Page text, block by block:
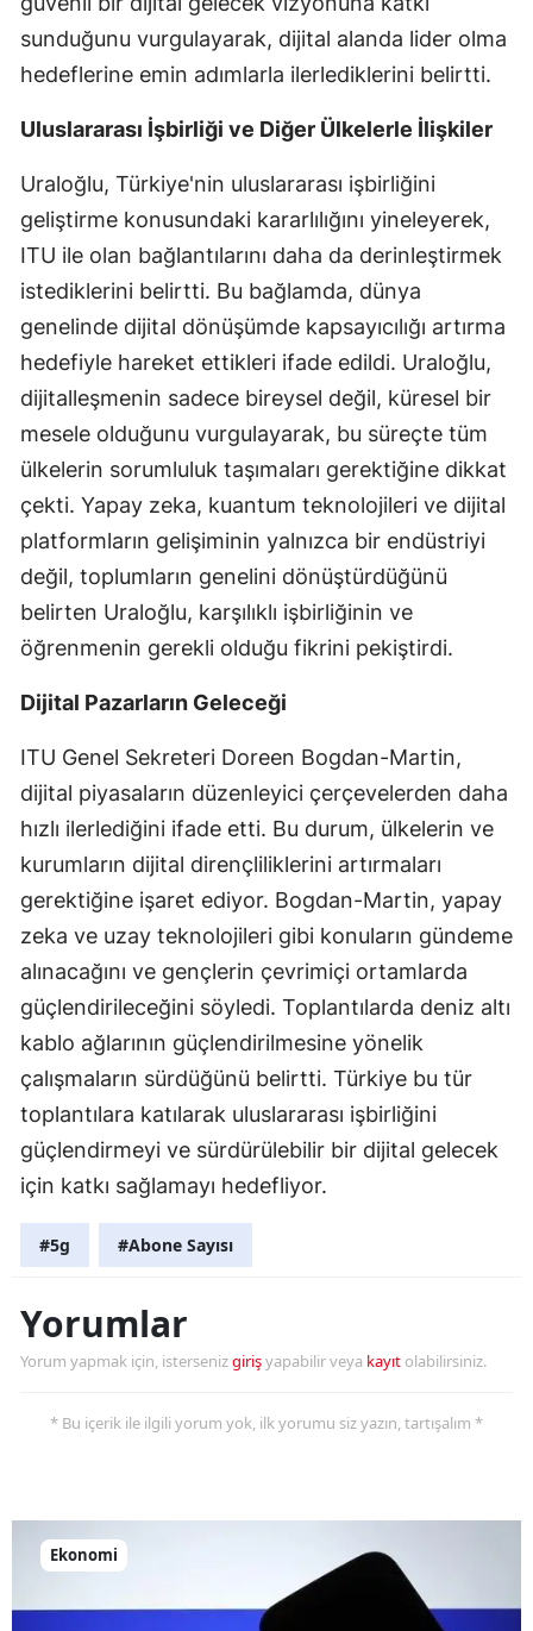
Yalova
Kilis
Osmaniye
Düzce
sunduğunu vurgulayarak, dijital alanda lider olma
hedeflerine emin adımlarla ilerlediklerini belirtti.
Uluslararası İşbirliği ve Diğer Ülkelerle İlişkiler
Uraloğlu, Türkiye'nin uluslararası işbirliğini
geliştirme konusundaki kararlılığını yineleyerek,
ITU ile olan bağlantılarını daha da derinleştirmek
istediklerini belirtti. Bu bağlamda, dünya
genelinde dijital dönüşümde kapsayıcılığı artırma
hedefiyle hareket ettikleri ifade edildi. Uraloğlu,
dijitalleşmenin sadece bireysel değil, küresel bir
mesele olduğunu vurgulayarak, bu süreçte tüm
ülkelerin sorumluluk taşımaları gerektiğine dikkat
çekti. Yapay zeka, kuantum teknolojileri ve dijital
platformların gelişiminin yalnızca bir endüstriyi
değil, toplumların genelini dönüştürdüğünü
belirten Uraloğlu, karşılıklı işbirliğinin ve
öğrenmenin gerekli olduğu fikrini pekiştirdi.
Dijital Pazarların Geleceği
ITU Genel Sekreteri Doreen Bogdan-Martin,
dijital piyasaların düzenleyici çerçevelerden daha
hızlı ilerlediğini ifade etti. Bu durum, ülkelerin ve
kurumların dijital dirençliliklerini artırmaları
gerektiğine işaret ediyor. Bogdan-Martin, yapay
zeka ve uzay teknolojileri gibi konuların gündeme
alınacağını ve gençlerin çevrimiçi ortamlarda
güçlendirileceğini söyledi. Toplantılarda deniz altı
kablo ağlarının güçlendirilmesine yönelik
çalışmaların sürdüğünü belirtti. Türkiye bu tür
toplantılara katılarak uluslararası işbirliğini
güçlendirmeyi ve sürdürülebilir bir dijital gelecek
için katkı sağlamayı hedefliyor.
#5g #Abone Sayısı
Yorumlar
Yorum yapmak için, istersenizgirişyapabilir veya kayıt olabilirsiniz.
* Bu içerik ile ilgili yorum yok, ilk yorumu siz yazın, tartışalım *
Ekonomi